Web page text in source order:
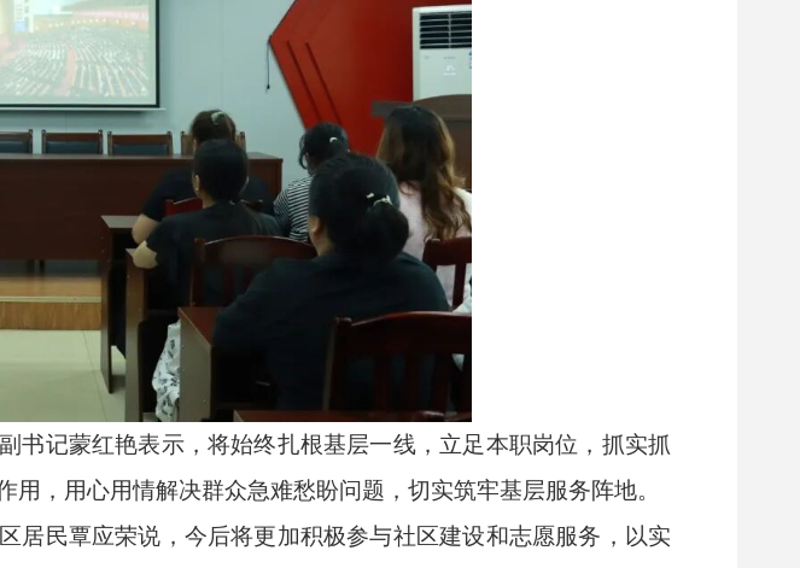
书记蒙红艳表示，将始终扎根基层一线，立足本职岗位，抓实抓
，用心用情解决群众急难愁盼问题，切实筑牢基层服务阵地。
居民覃应荣说，今后将更加积极参与社区建设和志愿服务，以实